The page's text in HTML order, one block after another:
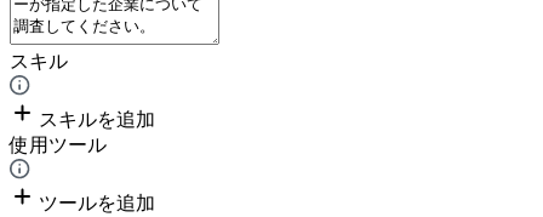
スキル
スキルを追加
使用ツール
ツールを追加